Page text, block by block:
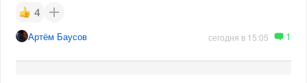
4
Артём Баусов сегодня в 15:05 1